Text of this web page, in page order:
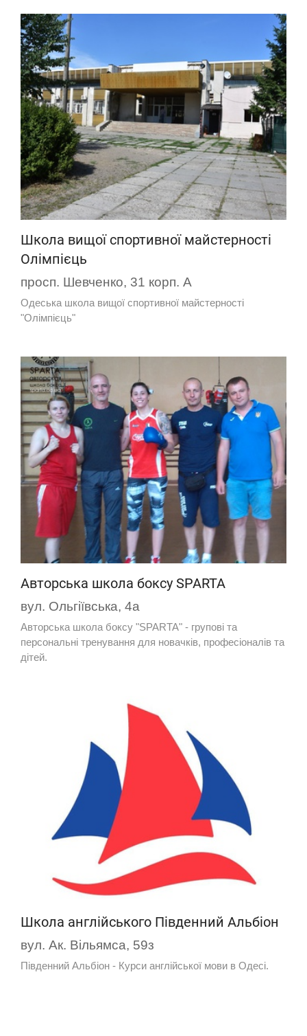
Школа вищої спортивної майстерності
Олімпієць
просп. Шевченко, 31 корп. А
Одеська школа вищої спортивної майстерності
"Олімпієць"
Авторська школа боксу SPARTA
вул. Ольгіївська, 4а
Авторська школа боксу "SPARTA" - групові та
персональні тренування для новачків, професіоналів та
дітей.
Школа англійського Південний Альбіон
вул. Ак. Вільямса, 59з
Південний Альбіон - Курси англійської мови в Одесі.